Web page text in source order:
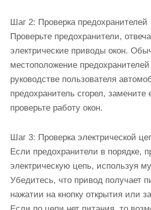
Шаг 2: Проверка предохранителей
Проверьте предохранители,
электрические приводы окон.
местоположение предохранителей
руководстве пользователя
предохранитель сгорел, замените
проверьте работу окон.
Шаг 3: Проверка электрической
Если предохранители в порядке,
электрическую цепь, используя
Убедитесь, что привод получает
нажатии на кнопку открытия или